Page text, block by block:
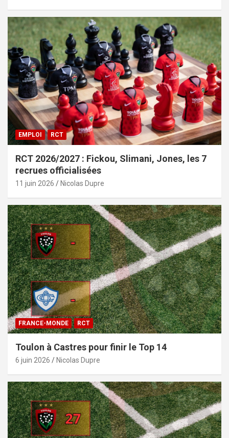
EMPLOI RCT
RCT 2026/2027 : Fickou, Slimani, Jones, les 7
recrues officialisées
11 juin 2026 Nicolas Dupre
FRANCE-MONDE RCT
Toulon à Castres pour finir le Top 14
6 juin 2026 Nicolas Dupre